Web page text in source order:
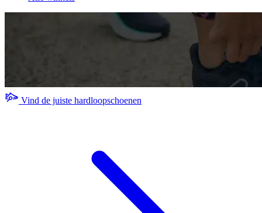
Vind de juiste hardloopschoenen